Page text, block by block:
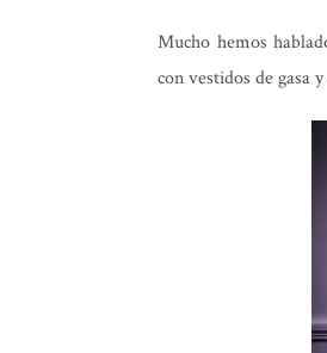
Mucho hemos
con vestidos de gasa